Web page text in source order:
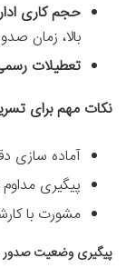
حجم کاری
بالا، زمان
تعطیلات
نکات مهم برای
آماده سازی
پیگیری
مشورت با
پیگیری وضعیت